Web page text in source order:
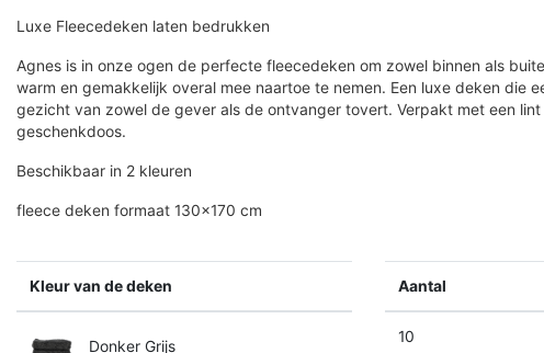
Luxe Fleecedeken laten bedrukken
Agnes is in onze ogen de perfecte fleecedeken om zowel binnen als
warm en gemakkelijk overal mee naartoe te nemen. Een luxe deken die
gezicht van zowel de gever als de ontvanger tovert. Verpakt met een lint
geschenkdoos.
Beschikbaar in 2 kleuren
fleece deken formaat 130×170 cm
Kleur van de deken
Donker Grijs
Aantal
10